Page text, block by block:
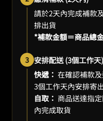
請於2天內完成補款
排出貨
*補款金額＝商品總
3 安排配送 (3個工作天)
快遞： 在確認補款
3個工作天內安排寄
自取： 商品送達指
內完成取貨